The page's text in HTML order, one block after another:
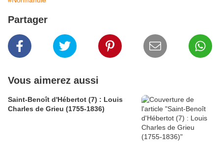
Partager
Vous aimerez aussi
Saint-Benoît d'Hébertot (7) : Louis
Charles de Grieu (1755-1836)